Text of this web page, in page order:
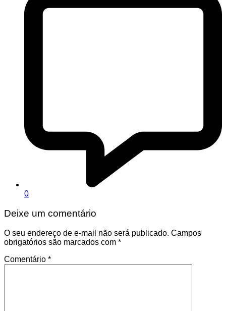
0
Deixe um comentário
O seu endereço de e-mail não será publicado. Campos
obrigatórios são marcados com *
Comentário *